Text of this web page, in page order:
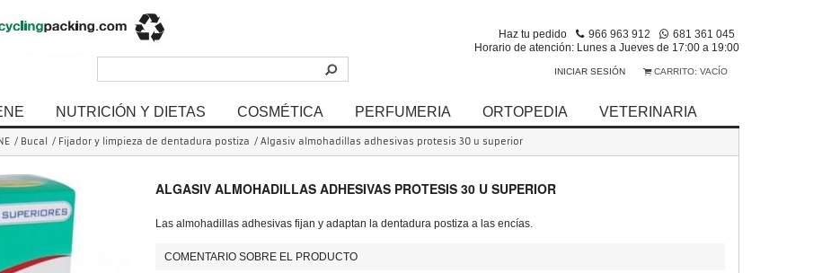
Haz tu pedido 966 963 912
681 361 045
Horario de atención: Lunes a Jueves de 17:00 a 19:00
CARRITO: VACÍO
INICIAR SESIÓN
NUTRICIÓN Y DIETAS COSMÉTICA PERFUMERIA ORTOPEDIA VETERINARIA
/ Bucal / Fijador y limpieza de dentadura postiza / Algasiv almohadillas adhesivas protesis 30 u superior
ALGASIV ALMOHADILLAS ADHESIVAS PROTESIS 30 U SUPERIOR
Las almohadillas adhesivas fijan y adaptan la dentadura postiza a las encías.
COMENTARIO SOBRE EL PRODUCTO